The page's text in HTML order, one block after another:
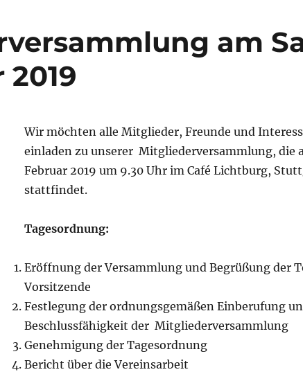
am
2019
Wir möchten alle Mitglieder, Freunde und
einladen zu unserer Mitgliederversammlung, die
Februar 2019 um 9.30 Uhr im Café Lichtburg,
stattfindet.
Tagesordnung:
Eröffnung der Versammlung und Begrüßung der
Vorsitzende
Festlegung der ordnungsgemäßen Einberufung
Beschlussfähigkeit der Mitgliederversammlung
Genehmigung der Tagesordnung
Bericht über die Vereinsarbeit